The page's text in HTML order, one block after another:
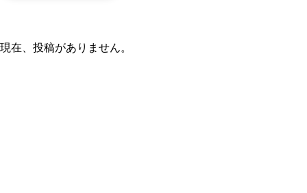
現在、投稿がありません。